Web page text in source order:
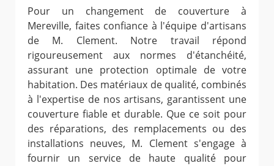
Pour un changement de couverture à
Mereville, faites confiance à l'équipe d'artisans
de M. Clement. Notre travail répond
rigoureusement aux normes d'étanchéité,
assurant une protection optimale de votre
habitation. Des matériaux de qualité, combinés
à l'expertise de nos artisans, garantissent une
couverture fiable et durable. Que ce soit pour
des réparations, des remplacements ou des
installations neuves, M. Clement s'engage à
fournir un service de haute qualité pour